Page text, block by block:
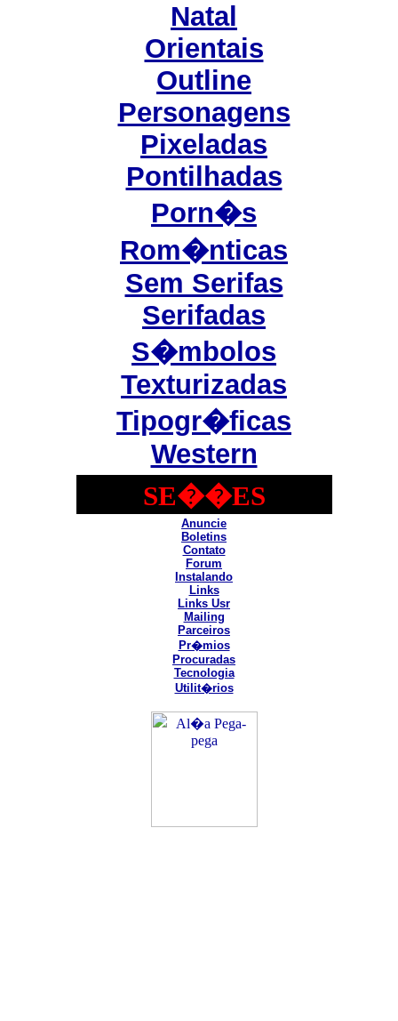
Natal
Orientais
Outline
Personagens
Pixeladas
Pontilhadas
Porn�s
Rom�nticas
Sem Serifas
Serifadas
S�mbolos
Texturizadas
Tipogr�ficas
Western
SE��ES
Anuncie
Boletins
Contato
Forum
Instalando
Links
Links Usr
Mailing
Parceiros
Pr�mios
Procuradas
Tecnologia
Utilit�rios